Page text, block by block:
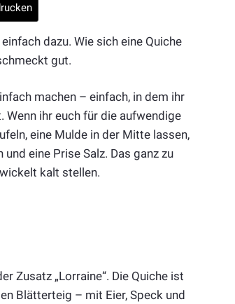
dazu. Wie sich eine Quiche
gut.
machen – einfach, in dem ihr
ihr euch für die aufwendige
eine Mulde in der Mitte lassen,
eine Prise Salz. Das ganz zu
kalt stellen.
Zusatz „Lorraine“. Die Quiche ist
Blätterteig – mit Eier, Speck und